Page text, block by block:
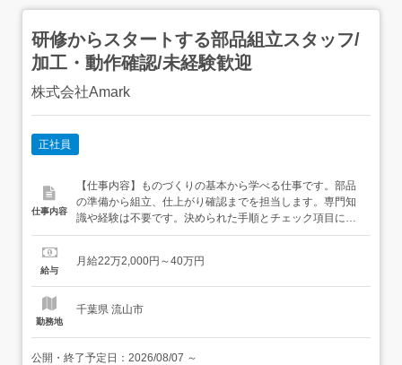
研修からスタートする部品組立スタッフ/
加工・動作確認/未経験歓迎
株式会社Amark
正社員
仕事内容
【仕事内容】ものづくりの基本から学べる仕事です。部品
の準備から組立、仕上がり確認までを担当します。専門知
識や経験は不要です。決められた手順とチェック項目に沿
って進められます。<お任せする作業> 必要な部品・工具・
続部分を決められた位置へ固定する 組立後の外観や動きを
給与
月給22万2,000円～40万円
勤務地
千葉県 流山市
公開・終了予定日： 2026/08/07 ～